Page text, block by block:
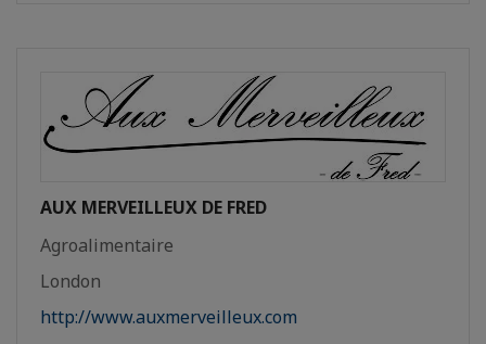
AUX MERVEILLEUX DE FRED
Agroalimentaire
London
http://www.auxmerveilleux.com